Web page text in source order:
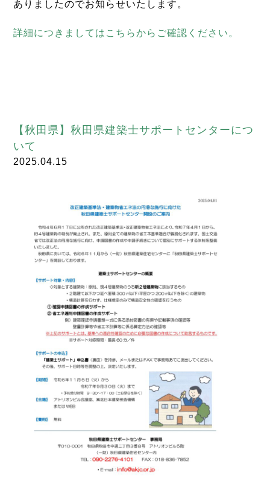
ありましたのでお知らせいたします。
詳細につきましてはこちらからご確認ください。
【秋田県】秋田県建築士サポートセンターにつ
いて
2025.04.15